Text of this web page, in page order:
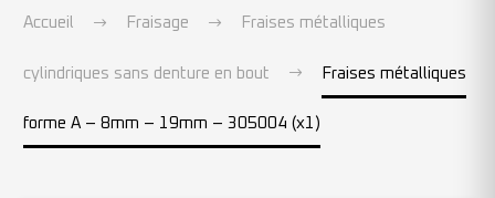
Accueil Fraisage Fraises métalliques
cylindriques sans denture en bout Fraises métalliques
forme A – 8mm – 19mm – 305004 (x1)